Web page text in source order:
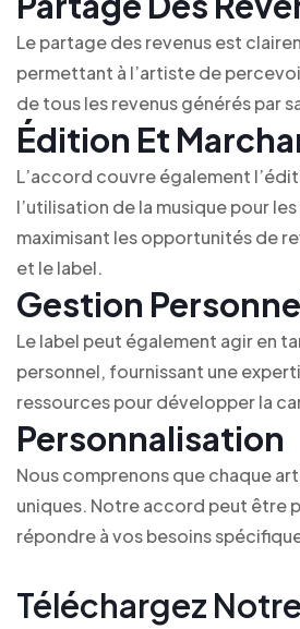
Le partage des revenus est
permettant à l’artiste de
de tous les revenus générés par
Édition Et
L’accord couvre également
l’utilisation de la musique pour
maximisant les opportunités de
et le label.
Gestion
Le label peut également agir en
personnel, fournissant une
ressources pour développer la
Personnalisation
Nous comprenons que chaque
uniques. Notre accord peut être
répondre à vos besoins
Téléchargez